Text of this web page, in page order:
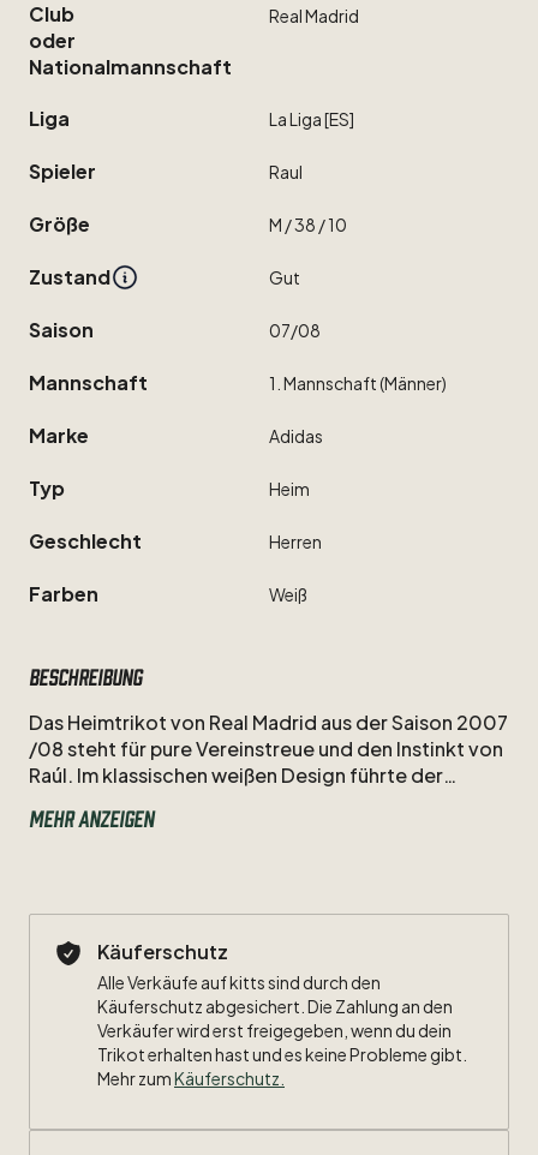
Club
oder
Nationalmannschaft
RealMadrid
Liga LaLiga[ES]
Spieler Raul
Größe M ​/​38 ​/​10
Zustand Gut
Saison 07​/​08
Mannschaft 1. Mannschaft(Männer)
Marke Adidas
Typ Heim
Geschlecht Herren
Farben Weiß
Beschreibung
DasHeimtrikotvon Real Madrid ausderSaison 2007
/​08steht fürpureVereinstreueund den Instinktvon
Raúl. Imklassischenweißen Design führteder
Meisterschaft.
53cm
71cm
Mehr anzeigen
Käuferschutz
Alle Verkäufe auf kitts sind durch den
Käuferschutz abgesichert. Die Zahlung an den
Verkäufer wird erst freigegeben, wenn du dein
Trikot erhalten hast und es keine Probleme gibt.
Mehr zumKäuferschutz